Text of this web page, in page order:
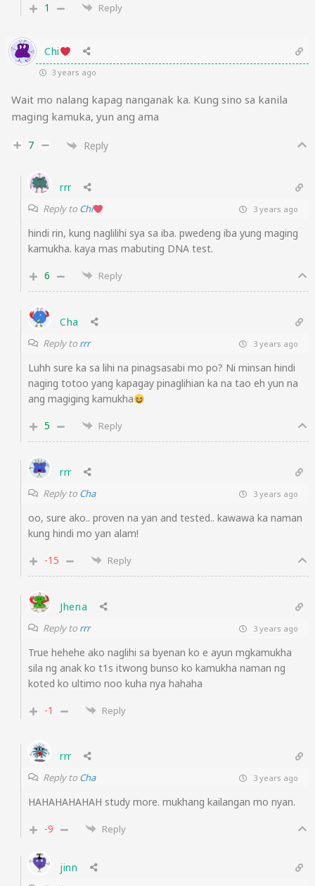
1
Reply
Chi
3 years ago
Wait mo nalang kapag nanganak ka. Kung sino sa kanila
maging kamuka, yun ang ama
7 Reply
rrr
Reply to Chi 3 years ago
hindi rin, kung naglilihi sya sa iba. pwedeng iba yung maging
kamukha. kaya mas mabuting DNA test.
6
Reply
Cha
Reply to rrr 3 years ago
Luhh sure ka sa lihi na pinagsasabi mo po? Ni minsan hindi
naging totoo yang kapagay pinaglihian ka na tao eh yun na
ang magiging kamukha
5
Reply
rrr
Reply to Cha 3 years ago
oo, sure ako.. proven na yan and tested.. kawawa ka naman
kung hindi mo yan alam!
-15
Reply
Jhena
Reply to rrr 3 years ago
True hehehe ako naglihi sa byenan ko e ayun mgkamukha
sila ng anak ko t1s itwong bunso ko kamukha naman ng
koted ko ultimo noo kuha nya hahaha
-1
Reply
rrr
Reply to Cha 3 years ago
HAHAHAHAHAH study more. mukhang kailangan mo nyan.
-9
Reply
jinn